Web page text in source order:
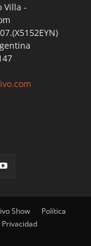
Villa -
Show
Política